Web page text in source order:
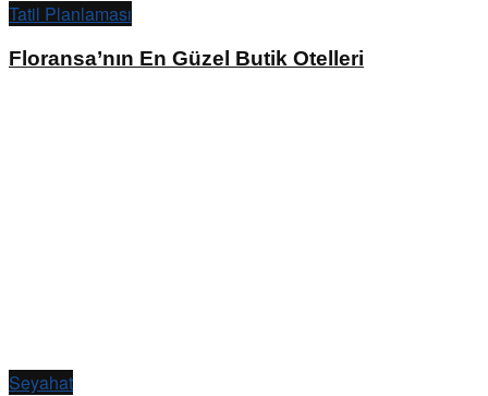
Tatil Planlaması
Floransa’nın En Güzel Butik Otelleri
Seyahat